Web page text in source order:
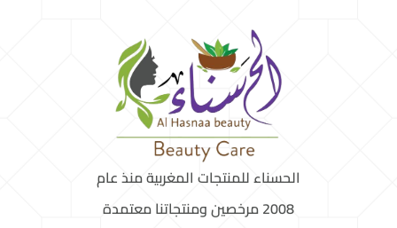
الحسناء للمنتجات المغربية منذ عام
2008 مرخصين ومنتجاتنا معتمدة